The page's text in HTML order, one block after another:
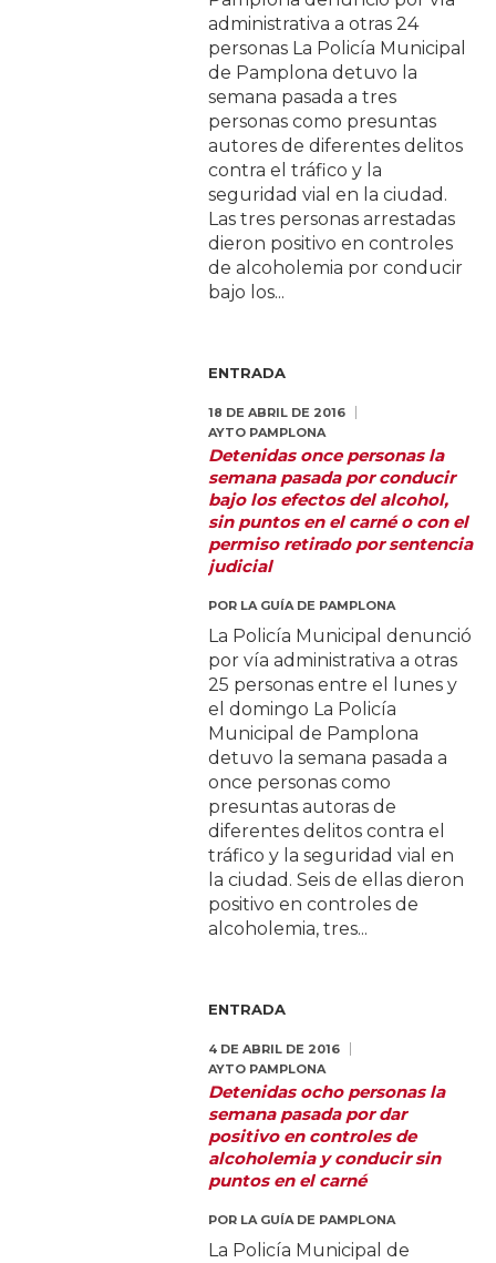
administrativa a otras 24
personas La Policía Municipal
de Pamplona detuvo la
semana pasada a tres
personas como presuntas
autores de diferentes delitos
contra el tráfico y la
seguridad vial en la ciudad.
Las tres personas arrestadas
dieron positivo en controles
de alcoholemia por conducir
bajo los...
ENTRADA
18 DE ABRIL DE 2016
AYTO PAMPLONA
Detenidas once personas la
semana pasada por conducir
bajo los efectos del alcohol,
sin puntos en el carné o con el
permiso retirado por sentencia
judicial
POR LA GUÍA DE PAMPLONA
La Policía Municipal denunció
por vía administrativa a otras
25 personas entre el lunes y
el domingo La Policía
Municipal de Pamplona
detuvo la semana pasada a
once personas como
presuntas autoras de
diferentes delitos contra el
tráfico y la seguridad vial en
la ciudad. Seis de ellas dieron
positivo en controles de
alcoholemia, tres...
ENTRADA
4 DE ABRIL DE 2016
AYTO PAMPLONA
Detenidas ocho personas la
semana pasada por dar
positivo en controles de
alcoholemia y conducir sin
puntos en el carné
POR LA GUÍA DE PAMPLONA
La Policía Municipal de